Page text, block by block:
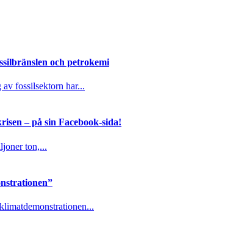
och petrokemi
av fossilsektorn har...
– på sin Facebook-sida!
ton,...